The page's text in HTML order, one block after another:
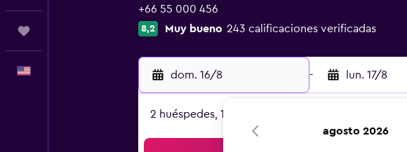
+66 55 000 456
8,2 Muy bueno 243 calificaciones verificadas
dom. 16/8 - lun. 17/8
2 huéspedes, 1 habitación
agosto 2026